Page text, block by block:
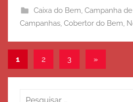
t
Caixa do Bem, Campanha
Campanhas, Cobertor do Bem,
Paginação
de
posts
1 2 3
Post
»
Pesquisar